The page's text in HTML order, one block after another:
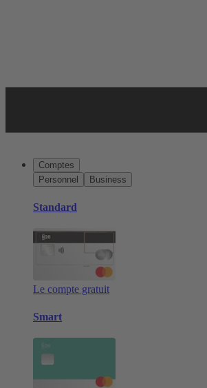
Comptes
Personnel
Business
Standard
Le compte gratuit
Smart